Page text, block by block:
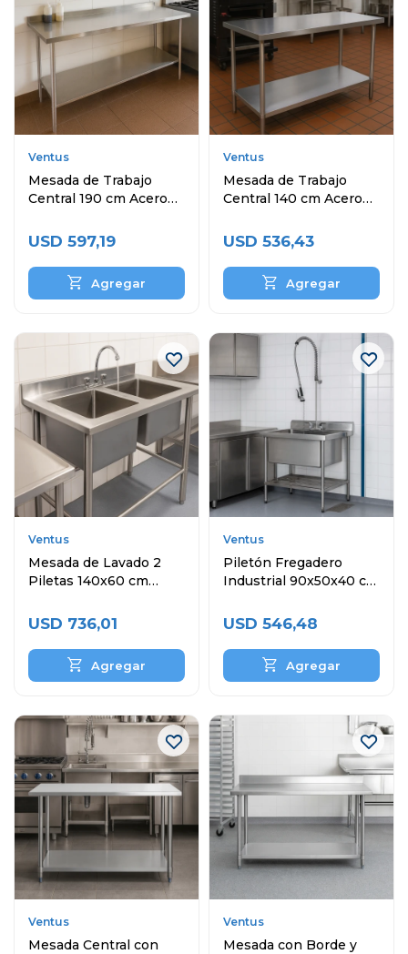
Ventus
Mesada de Trabajo
Central 190 cm Acero
USD 597,19
Ventus
Mesada de Trabajo
Central 140 cm Acero
USD 536,43
Ventus
Mesada de Lavado 2
Piletas 140x60 cm
USD 736,01
Ventus
Piletón Fregadero
Industrial 90x50x40 cm
USD 546,48
Ventus
Mesada Central con
Ventus
Mesada con Borde y